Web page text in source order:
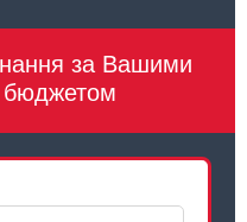
за Вашими
бюджетом